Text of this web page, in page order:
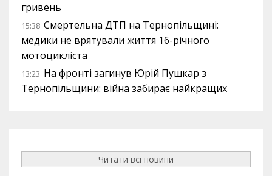
гривень
15:38 Смертельна ДТП на Тернопільщині:
медики не врятували життя 16-річного
мотоцикліста
13:23 На фронті загинув Юрій Пушкар з
Тернопільщини: війна забирає найкращих
Читати всі новини